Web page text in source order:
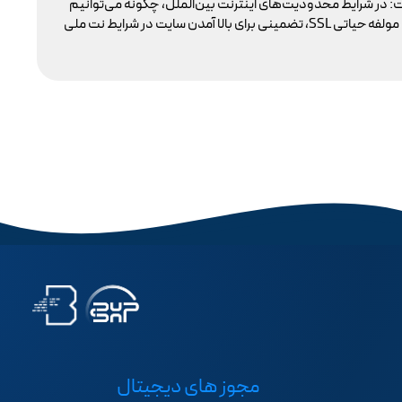
پایداری دسترسی کاربران داخلی به سایت خود را تضمین کنیم؟ بسیاری گمان می‌کنند تنها دامنه .ir کافی است، اما حقیقت این است که بدون توجه به مولفه حیاتی SSL، تضمینی برای بالا آمدن سایت در شرایط نت ملی
مجوز های دیجیتال